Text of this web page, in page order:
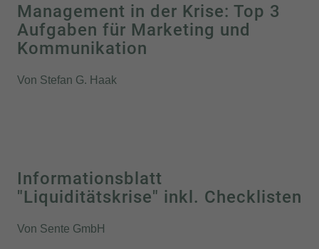
Management in der Krise: Top 3
Aufgaben für Marketing und
Kommunikation
Von Stefan G. Haak
Informationsblatt
"Liquiditätskrise" inkl. Checklisten
Von Sente GmbH